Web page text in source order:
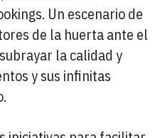
Un escenario de
de la huerta ante el
la calidad y
y sus infinitas